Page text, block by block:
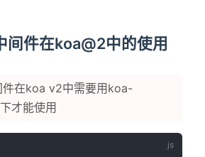
件在koa@2中的使用
在koa v2中需要用koa-
才能使用